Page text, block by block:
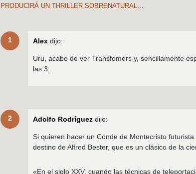
PRODUCIRÁ UN THRILLER SOBRENATURAL…
1 Alex dijo:
Uru, acabo de ver Transfomers y, sencillamente
las 3.
2 Adolfo Rodríguez dijo:
Si quieren hacer un Conde de Montecristo
destino de Alfred Bester, que es un clásico de la
«En el siglo XXV, cuando las técnicas de